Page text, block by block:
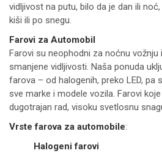
vidljivost na putu, bilo da je dan ili
kiši ili po snegu.
Farovi za Automobil
Farovi su neophodni za noćnu vožnju
smanjene vidljivosti. Naša ponuda
farova – od halogenih, preko LED, pa
sve marke i modele vozila. Farovi
dugotrajan rad, visoku svetlosnu
Vrste farova za automobile:
Halogeni farovi